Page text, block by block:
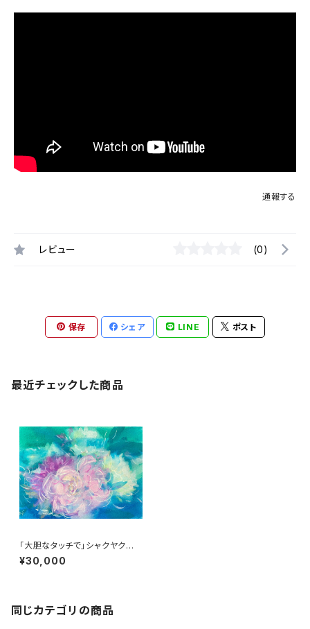
通報する
レビュー (0)
保存 シェア LINE ポスト
最近チェックした商品
「大胆なタッチで」シャクヤク
船本清司のガッシュ画
¥30,000
同じカテゴリの商品